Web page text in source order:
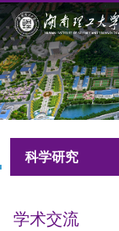
科学研究
学术交流